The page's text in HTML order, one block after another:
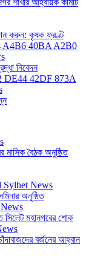
করুন: কৃষক ফ্রণ্ট
নিবেদন
মাসিক বৈঠক অনুষ্ঠিত
অনুষ্ঠিত
সিলেট মহানগরের শোক
বর্জনের আহ্বান